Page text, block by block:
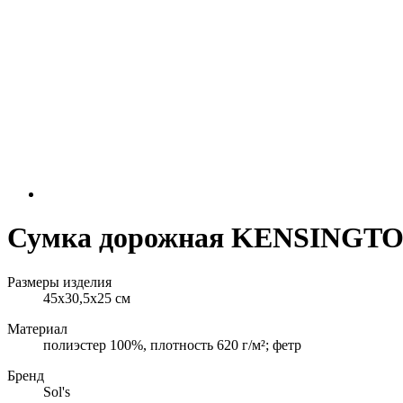
Сумка дорожная
Размеры изделия
45x30,5x25 см
Материал
полиэстер 100%, плотность 620 г/м²; фетр
Бренд
Sol's